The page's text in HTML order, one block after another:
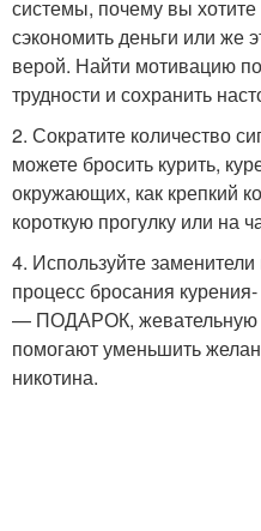
системы, почему вы
сэкономить деньги или же
верой. Найти мотивацию
трудности и сохранить
2. Сократите количество
можете бросить курить,
окружающих, как крепкий
короткую прогулку или на
4. Используйте
процесс бросания
— ПОДАРОК, жевательную
помогают уменьшить
никотина.